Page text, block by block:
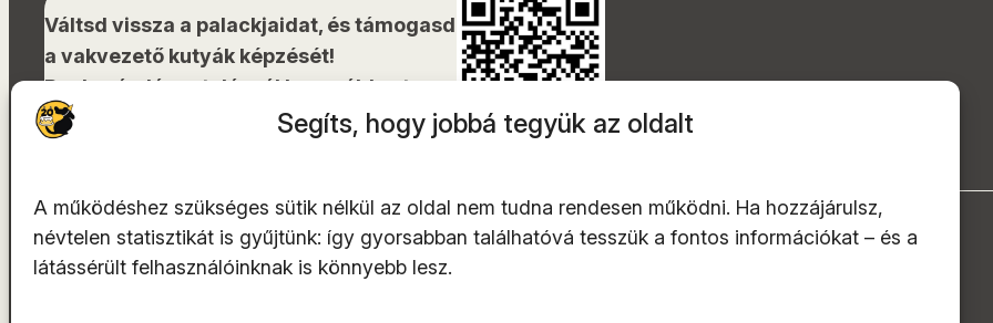
Segíts, hogy jobbá tegyük az oldalt
A működéshez szükséges sütik nélkül az oldal nem tudna rendesen működni. Ha hozzájárulsz,
névtelen statisztikát is gyűjtünk: így gyorsabban találhatóvá tesszük a fontos információkat – és a
látássérült felhasználóinknak is könnyebb lesz.
Váltsd vissza a palackjaidat, és támogasd
a vakvezető kutyák képzését!
Bankszámlára utalásnál használd ezt a
QR-kódot!
A tárhelyszolgáltató azINTEGRITY Kft.